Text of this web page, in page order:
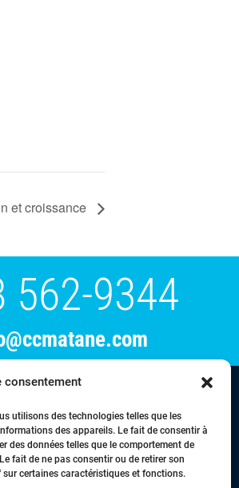
consentement
utilisons des technologies telles que les
des appareils. Le fait de consentir à
des données telles que le comportement de
fait de ne pas consentir ou de retirer son
certaines caractéristiques et fonctions.
et croissance
562-9344
Membres Nous joindre